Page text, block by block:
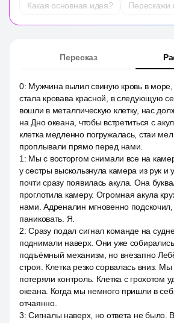
Какая основная идея?
Перескажи
Пересказ
0: Мужчина вылил свиную кровь в
стала кровава красной, в следующую
вошли в металлическую клетку, нас
на Дно океана, чтобы встретиться с
клетка медленно погружалась, стаи
проплывали прямо перед нами.
1 : Мы с восторгом снимали все на
у сестры выскользнула камера из рук и
почти сразу появилась акула. Она
проглотила камеру. Огромная акула
нами. Адреналин мгновенно
паниковать. Я.
2:Сразу подал сигнал команде на
поднимали наверх. Они уже
подъёмный механизм, но внезапно
строя. Клетка резко сорвалась вниз.
потеряли контроль. Клетка с грохотом
океана. Когда мы немного пришли в
отчаянно.
3:Сигналы наверх, но ответа не было.